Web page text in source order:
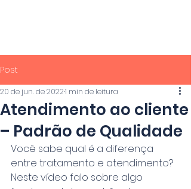
Post
Atendimento ao cliente
– Padrão de Qualidade
20 de jun. de 20221 min de leitura
Você sabe qual é a diferença
entre tratamento e atendimento?
Neste vídeo falo sobre algo